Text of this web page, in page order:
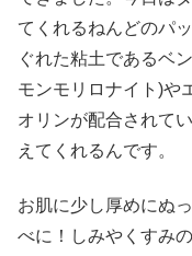
てくれるねんどのパ
ぐれた粘土であるベ
モンモリロナイト)や
オリンが配合されて
えてくれるんです。
お肌に少し厚めにぬ
べに！しみやくすみ